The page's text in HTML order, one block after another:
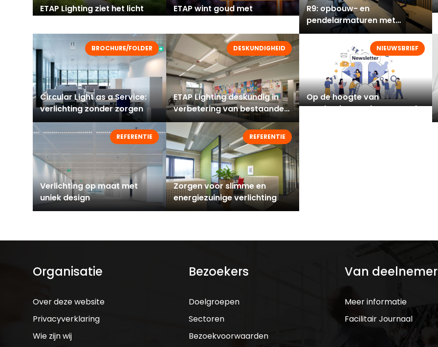
ETAP Lighting ziet het licht
ETAP wint goud met
verlichtingsoplossingen
R9: opbouw- en
pendelarmaturen met
tijdloos design en hoge
BROCHURE/FOLDER
Circular Light as a Service:
verlichting zonder zorgen
DESKUNDIGHEID
ETAP Lighting deskundig in
verbetering van bestaande
verlichting
NIEUWSBRIEF
Op de hoogte van
productinnovaties en trends
REFERENTIE
Verlichting op maat met
uniek design
REFERENTIE
Zorgen voor slimme en
energiezuinige verlichting
Organisatie
Over deze website
Privacyverklaring
Wie zijn wij
Bezoekers
Doelgroepen
Sectoren
Bezoekvoorwaarden
Van
Meer informatie
Facilitair Journaal